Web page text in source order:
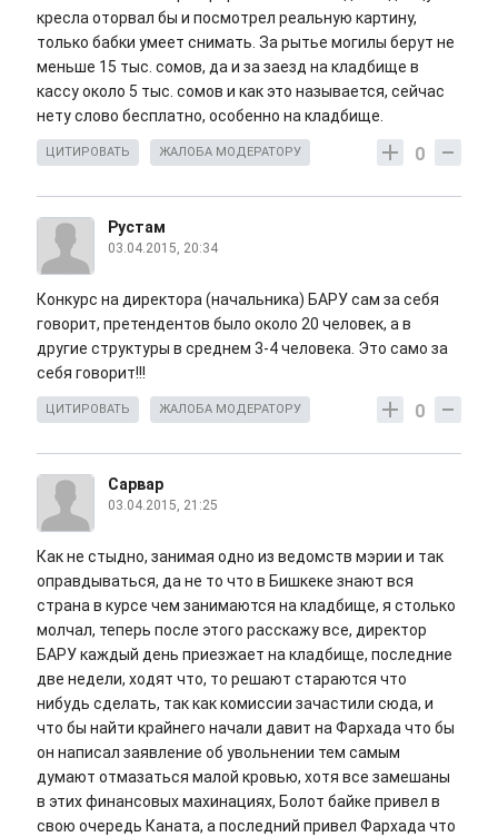
кресла оторвал бы и посмотрел реальную картину,
только бабки умеет снимать. За рытье могилы берут не
меньше 15 тыс. сомов, да и за заезд на кладбище в
кассу около 5 тыс. сомов и как это называется, сейчас
нету слово бесплатно, особенно на кладбище.
0
ЦИТИРОВАТЬ ЖАЛОБА МОДЕРАТОРУ
Рустам
03.04.2015, 20:34
Конкурс на директора (начальника) БАРУ сам за себя
говорит, претендентов было около 20 человек, а в
другие структуры в среднем 3-4 человека. Это само за
себя говорит!!!
0
ЦИТИРОВАТЬ ЖАЛОБА МОДЕРАТОРУ
Сарвар
03.04.2015, 21:25
Как не стыдно, занимая одно из ведомств мэрии и так
оправдываться, да не то что в Бишкеке знают вся
страна в курсе чем занимаются на кладбище, я столько
молчал, теперь после этого расскажу все, директор
БАРУ каждый день приезжает на кладбище, последние
две недели, ходят что, то решают стараются что
нибудь сделать, так как комиссии зачастили сюда, и
что бы найти крайнего начали давит на Фархада что бы
он написал заявление об увольнении тем самым
думают отмазаться малой кровью, хотя все замешаны
в этих финансовых махинациях, Болот байке привел в
свою очередь Каната, а последний привел Фархада что